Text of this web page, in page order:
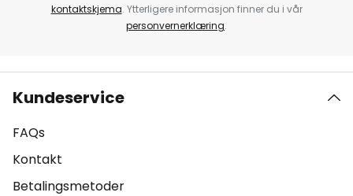
kontaktskjema. Ytterligere informasjon finner du i vår
personvernerklæring.
Kundeservice
FAQs
Kontakt
Betalingsmetoder